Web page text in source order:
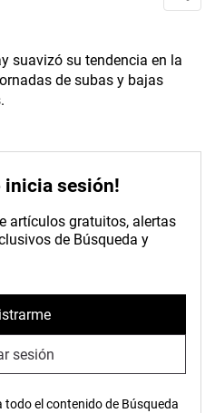
suavizó su tendencia en la
de subas y bajas
inicia sesión!
artículos gratuitos, alertas
de Búsqueda y
sesión
el contenido de Búsqueda